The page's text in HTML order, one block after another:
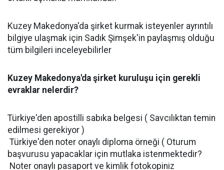
Kuzey Makedonya'da şirket kurmak isteyenler ayrıntılı
bilgiye ulaşmak için Sadık Şimşek'in paylaşmış olduğu
tüm bilgileri inceleyebilirler
Kuzey Makedonya'da şirket kuruluşu için gerekli
evraklar nelerdir?
Türkiye'den apostilli sabıka belgesi ( Savcılıktan temin
edilmesi gerekiyor )
Türkiye'den noter onaylı diploma örneği ( Oturum
başvurusu yapacaklar için mutlaka istenmektedir?
Noter onaylı pasaport ve kimlik fotokopiniz